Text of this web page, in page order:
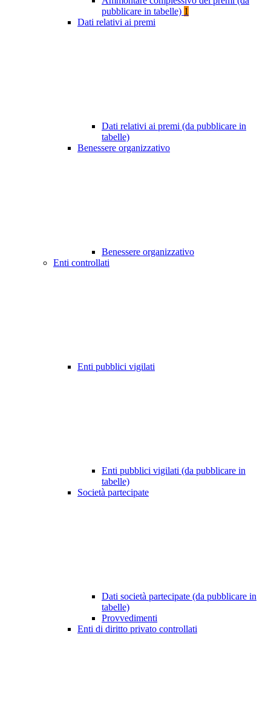
pubblicare in tabelle) 1
Dati relativi ai premi
Dati relativi ai premi (da pubblicare in
tabelle)
Benessere organizzativo
Benessere organizzativo
Enti controllati
Enti pubblici vigilati
Enti pubblici vigilati (da pubblicare in
tabelle)
Società partecipate
Dati società partecipate (da pubblicare in
tabelle)
Provvedimenti
Enti di diritto privato controllati